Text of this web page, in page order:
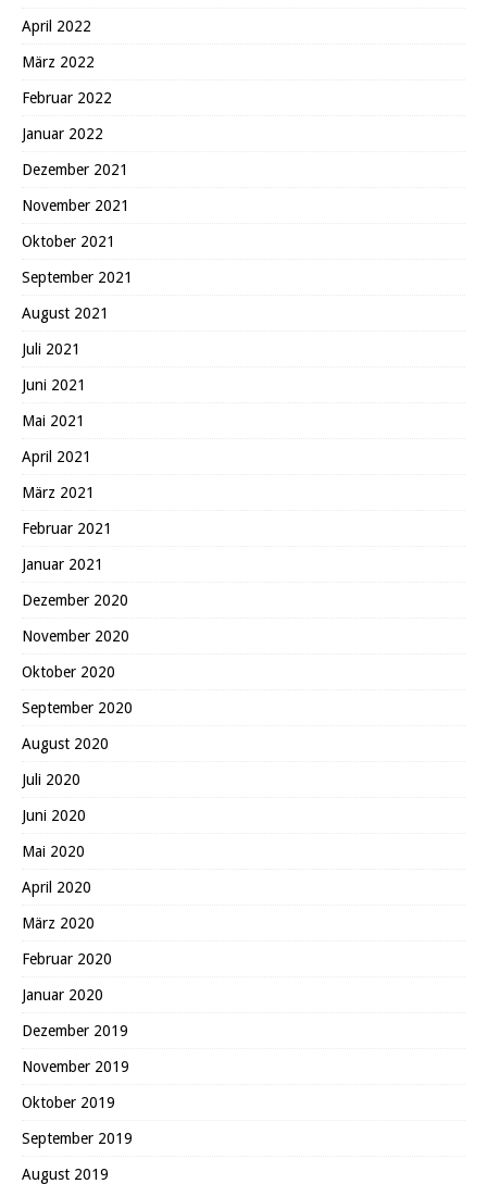
April 2022
März 2022
Februar 2022
Januar 2022
Dezember 2021
November 2021
Oktober 2021
September 2021
August 2021
Juli 2021
Juni 2021
Mai 2021
April 2021
März 2021
Februar 2021
Januar 2021
Dezember 2020
November 2020
Oktober 2020
September 2020
August 2020
Juli 2020
Juni 2020
Mai 2020
April 2020
März 2020
Februar 2020
Januar 2020
Dezember 2019
November 2019
Oktober 2019
September 2019
August 2019